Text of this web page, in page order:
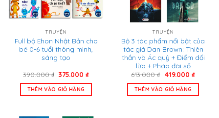
TRUYỆN
Full bộ Ehon Nhật Bản cho
bé 0-6 tuổi thông minh,
sáng tạo
390.000₫ Giá
là:
390.000 ₫.
375.000₫Giá
tại
THÊM VÀO GIỎ HÀNG
TRUYỆN
Bộ 3 tác phẩm nổi bật của
tác giả Dan Brown: Thiên
thần và Ác quỷ + Điểm dối
lừa + Pháo đài số
613.000₫ Giá
là:
613.000 ₫.
419.000 ₫Giá
tại
THÊM VÀO GIỎ HÀNG